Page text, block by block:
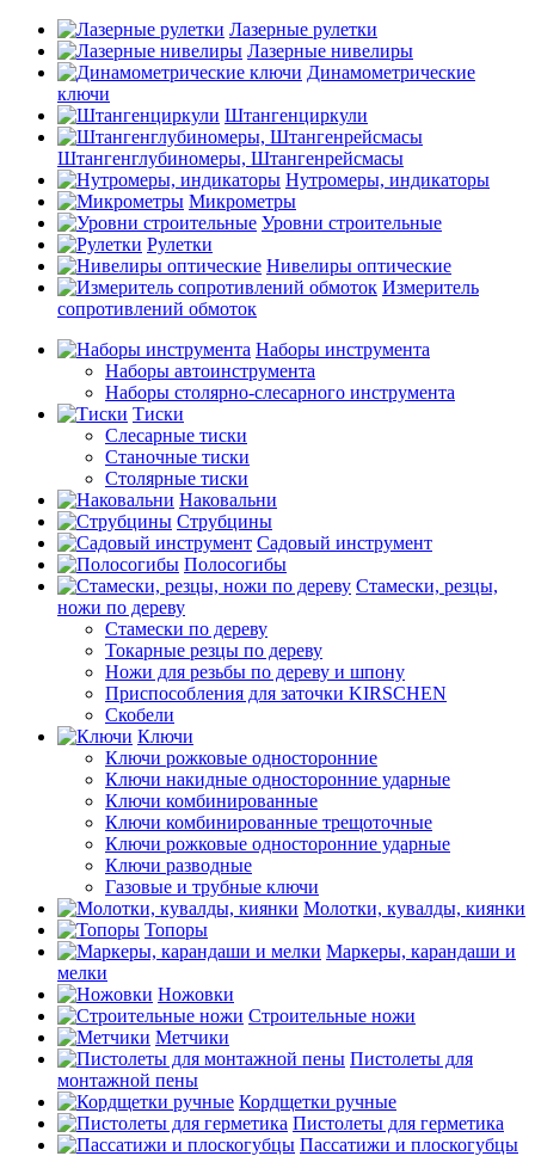
Лазерные рулетки
Лазерные нивелиры
Динамометрические
ключи
Штангенциркули
Штангенглубиномеры, Штангенрейсмасы
Нутромеры, индикаторы
Микрометры
Уровни строительные
Рулетки
Нивелиры оптические
Измеритель
сопротивлений обмоток
Наборы инструмента
Наборы автоинструмента
Наборы столярно-слесарного инструмента
Тиски
Слесарные тиски
Станочные тиски
Столярные тиски
Наковальни
Струбцины
Садовый инструмент
Полосогибы
Стамески, резцы,
ножи по дереву
Стамески по дереву
Токарные резцы по дереву
Ножи для резьбы по дереву и шпону
Приспособления для заточки KIRSCHEN
Скобели
Ключи
Ключи рожковые односторонние
Ключи накидные односторонние ударные
Ключи комбинированные
Ключи комбинированные трещоточные
Ключи рожковые односторонние ударные
Ключи разводные
Газовые и трубные ключи
Молотки, кувалды, киянки
Топоры
Маркеры, карандаши и
мелки
Ножовки
Строительные ножи
Метчики
Пистолеты для
монтажной пены
Кордщетки ручные
Пистолеты для герметика
Пассатижи и плоскогубцы